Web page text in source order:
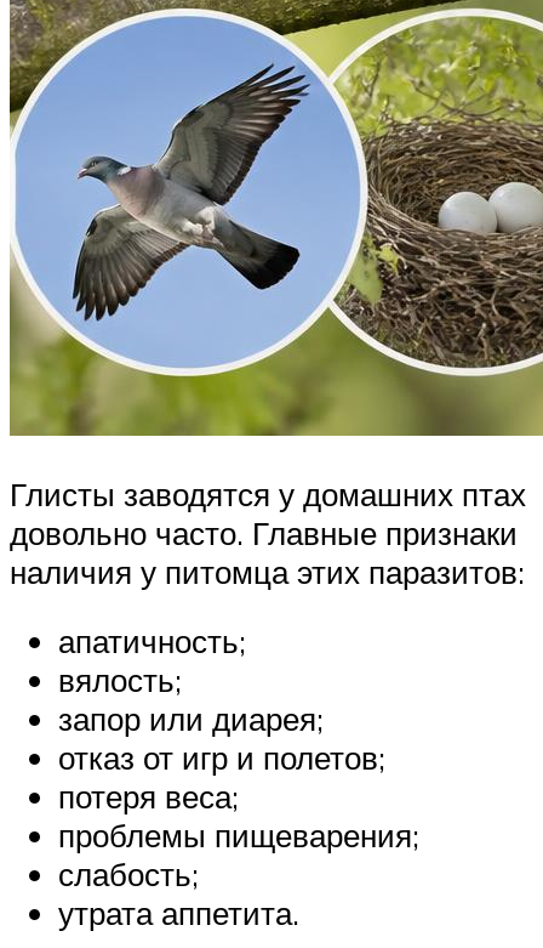
Глисты заводятся у домашних птах
довольно часто. Главные признаки
наличия у питомца этих паразитов:
апатичность;
вялость;
запор или диарея;
отказ от игр и полетов;
потеря веса;
проблемы пищеварения;
слабость;
утрата аппетита.